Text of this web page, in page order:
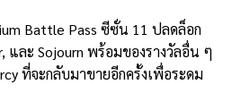
Battle Pass ซีซั่น 11 ปลดล็อก
และ Sojourn พร้อมของรางวัลอื่น ๆ
ที่จะกลับมาขายอีกครั้งเพื่อระดม